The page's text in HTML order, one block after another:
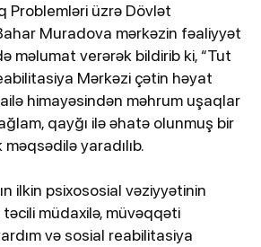
Problemləri üzrə Dövlət
Muradova mərkəzin fəaliyyət
məlumat verərək bildirib ki, “Tut
Mərkəzi çətin həyat
himayəsindən məhrum uşaqlar
qayğı ilə əhatə olunmuş bir
yaradılıb.
ilkin psixososial vəziyyətinin
müdaxilə, müvəqqəti
və sosial reabilitasiya